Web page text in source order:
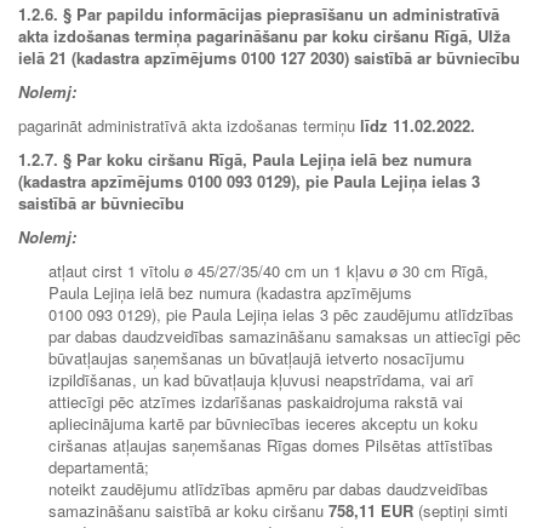
1.2.6. § Par papildu informācijas pieprasīšanu un administratīvā
akta izdošanas termiņa pagarināšanu par koku ciršanu Rīgā, Ulža
ielā 21 (kadastra apzīmējums 0100 127 2030) saistībā ar būvniecību
Nolemj:
pagarināt administratīvā akta izdošanas termiņu līdz 11.02.2022.
1.2.7. § Par koku ciršanu Rīgā, Paula Lejiņa ielā bez numura
(kadastra apzīmējums 0100 093 0129), pie Paula Lejiņa ielas 3
saistībā ar būvniecību
Nolemj:
atļaut cirst 1 vītolu ø 45/27/35/40 cm un 1 kļavu ø 30 cm Rīgā,
Paula Lejiņa ielā bez numura (kadastra apzīmējums
0100 093 0129), pie Paula Lejiņa ielas 3 pēc zaudējumu atlīdzības
par dabas daudzveidības samazināšanu samaksas un attiecīgi pēc
būvatļaujas saņemšanas un būvatļaujā ietverto nosacījumu
izpildīšanas, un kad būvatļauja kļuvusi neapstrīdama, vai arī
attiecīgi pēc atzīmes izdarīšanas paskaidrojuma rakstā vai
apliecinājuma kartē par būvniecības ieceres akceptu un koku
ciršanas atļaujas saņemšanas Rīgas domes Pilsētas attīstības
departamentā;
noteikt zaudējumu atlīdzības apmēru par dabas daudzveidības
samazināšanu saistībā ar koku ciršanu 758,11 EUR (septiņi simti